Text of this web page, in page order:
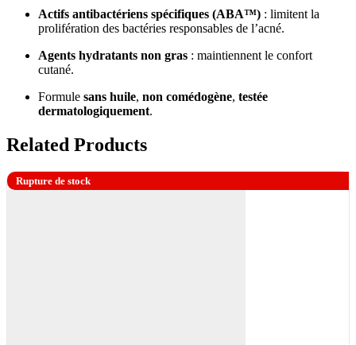
Actifs antibactériens spécifiques (ABA™) : limitent la
prolifération des bactéries responsables de l’acné.
Agents hydratants non gras : maintiennent le confort
cutané.
Formule sans huile, non comédogène, testée
dermatologiquement.
Related Products
Rupture de stock